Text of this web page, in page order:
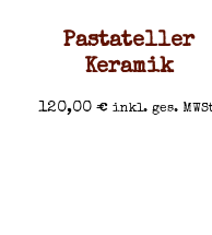
Pastateller
Keramik
120,00€ inkl. ges.